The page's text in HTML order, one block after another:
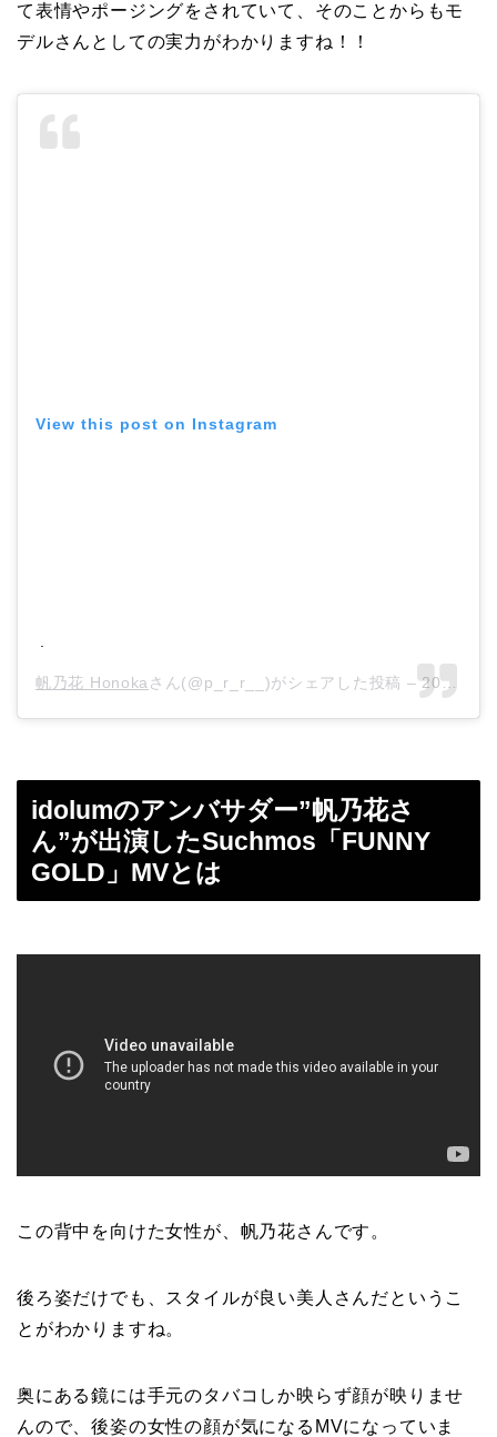
て表情やポージングをされていて、そのことからもモ
デルさんとしての実力がわかりますね！！
View this post on Instagram
.
帆乃花 Honokaさん(@p_r_r__)がシェアした投稿 –2018年12月月20日午前5時00分PST
idolumのアンバサダー”帆乃花さ
ん”が出演したSuchmos「FUNNY
GOLD」MVとは
この背中を向けた女性が、帆乃花さんです。
後ろ姿だけでも、スタイルが良い美人さんだというこ
とがわかりますね。
奥にある鏡には手元のタバコしか映らず顔が映りませ
んので、後姿の女性の顔が気になるMVになっていま